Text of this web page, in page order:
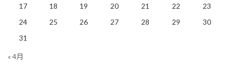
17
18 19 20 21 22
23
24
25 26 27 28 29
30
31
« 4月